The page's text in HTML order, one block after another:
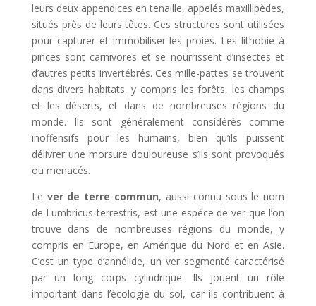
leurs deux appendices en tenaille, appelés maxillipèdes,
situés près de leurs têtes. Ces structures sont utilisées
pour capturer et immobiliser les proies. Les lithobie à
pinces sont carnivores et se nourrissent d’insectes et
d’autres petits invertébrés. Ces mille-pattes se trouvent
dans divers habitats, y compris les forêts, les champs
et les déserts, et dans de nombreuses régions du
monde. Ils sont généralement considérés comme
inoffensifs pour les humains, bien qu’ils puissent
délivrer une morsure douloureuse s’ils sont provoqués
ou menacés.
Le ver de terre commun, aussi connu sous le nom
de Lumbricus terrestris, est une espèce de ver que l’on
trouve dans de nombreuses régions du monde, y
compris en Europe, en Amérique du Nord et en Asie.
C’est un type d’annélide, un ver segmenté caractérisé
par un long corps cylindrique. Ils jouent un rôle
important dans l’écologie du sol, car ils contribuent à